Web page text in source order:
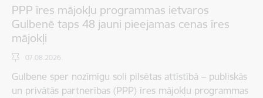
PPP īres mājokļu programmas ietvaros
Gulbenē taps 48 jauni pieejamas cenas īres
mājokļi
07.08.2026.
Gulbene sper nozīmīgu soli pilsētas attīstībā – publiskās
un privātās partnerības (PPP) īres mājokļu programmas